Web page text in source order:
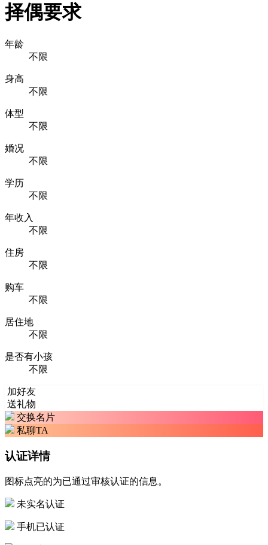
择偶要求
年龄
不限
身高
不限
体型
不限
婚况
不限
学历
不限
年收入
不限
住房
不限
购车
不限
居住地
不限
是否有小孩
不限
加好友
送礼物
交换名片
私聊TA
认证详情
图标点亮的为已通过审核认证的信息。
未实名认证
手机已认证